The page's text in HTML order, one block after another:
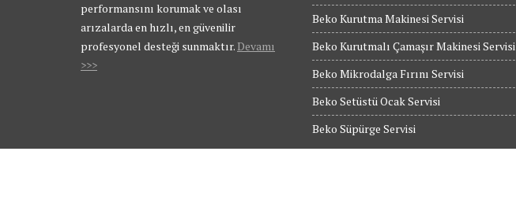
performansını korumak ve olası
arızalarda en hızlı, en güvenilir
profesyonel desteği sunmaktır. Devamı
>>>
Beko Kurutma Makinesi Servisi
Beko Kurutmalı Çamaşır Makinesi Servisi
Beko Mikrodalga Fırını Servisi
Beko Setüstü Ocak Servisi
Beko Süpürge Servisi